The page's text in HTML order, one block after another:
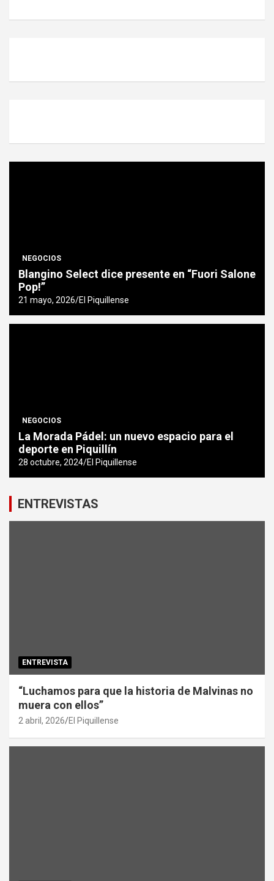
NEGOCIOS
Blangino Select dice presente en “Fuori Salone
Pop!”
21 mayo, 2026 El Piquillense
NEGOCIOS
La Morada Pádel: un nuevo espacio para el
deporte en Piquillín
28 octubre, 2024 El Piquillense
ENTREVISTAS
ENTREVISTA
“Luchamos para que la historia de Malvinas no
muera con ellos”
2 abril, 2026 El Piquillense